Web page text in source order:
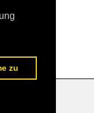
zu